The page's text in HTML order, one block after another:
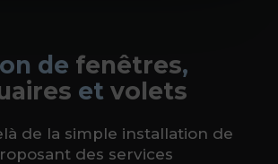
de fenêtres,
etvolets
de la simple installation de
des services